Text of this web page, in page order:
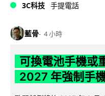
3C科技 手提電話
藍骨 4 小時
可換電池手機
2027 年強制手